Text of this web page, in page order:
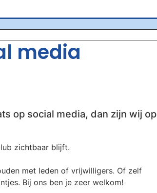
media
op social media, dan zijn wij op
zichtbaar blijft.
met leden of vrijwilligers. Of zelf
Bij ons ben je zeer welkom!